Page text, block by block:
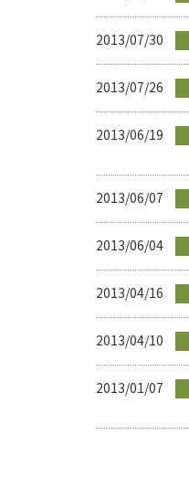
2013/07/30
2013/07/26
2013/06/19
2013/06/07
2013/06/04
2013/04/16
2013/04/10
2013/01/07